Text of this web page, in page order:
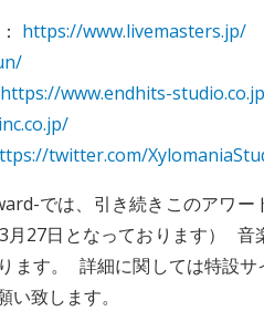
https://www.livemasters.jp/
https://www.endhits-studio.co.jp
twitter.com/
では、引き続きこのアワ
月27日となっております）
ます。 詳細に関しては特設
致します。